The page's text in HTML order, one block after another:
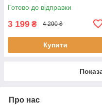
Готово до відправки
3 199 ₴ 4 200 ₴
Купити
Про нас